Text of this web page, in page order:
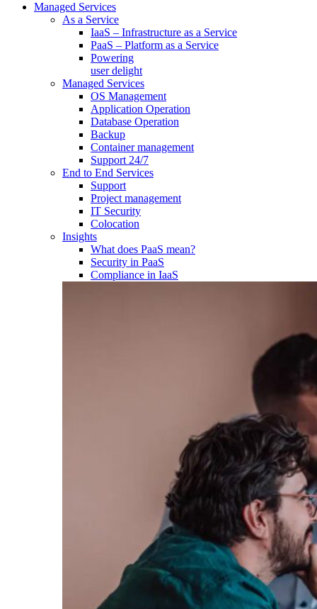
Managed Services
As a Service
IaaS – Infrastructure as a Service
PaaS – Platform as a Service
Powering
user delight
Managed Services
OS Management
Application Operation​
Database Operation​
Backup
Container management
Support 24/7
End to End Services
Support
Project management
IT Security
Colocation
Insights
What does PaaS mean?
Security in PaaS
Compliance in IaaS